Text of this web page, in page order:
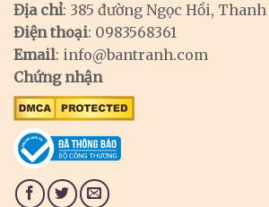
Địa chỉ: 385 đường Ngọc Hồi,
Điện thoại: 0983568361
Email: info@bantranh.com
Chứng nhận